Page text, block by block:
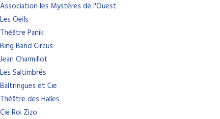
Association les Mystères de l'Ouest
Les Oeils
Théâtre Panik
Bing Band Circus
Jean Charmillot
Les Saltimbrés
Baltringues et Cie
Théâtre des Halles
Cie Roi Zizo